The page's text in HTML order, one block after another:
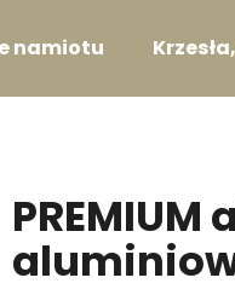
namiotu